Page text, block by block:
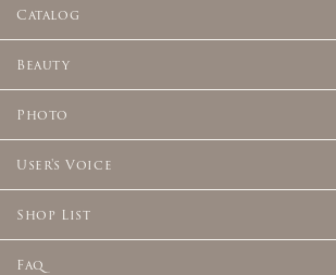
Catalog
Beauty
Photo
User's Voice
Shop List
Faq